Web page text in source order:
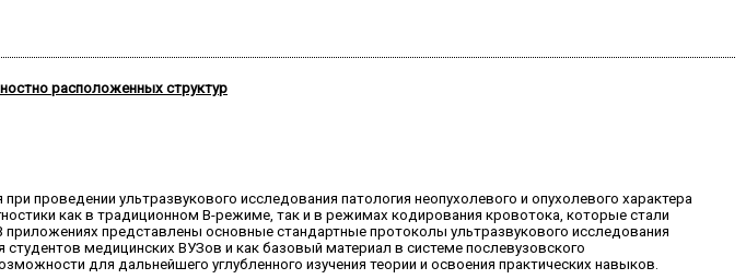
расположенных структур
проведении ультразвукового исследования патология неопухолевого и опухолевого характера
как в традиционном В-режиме, так и в режимах кодирования кровотока, которые стали
представлены основные стандартные протоколы ультразвукового исследования
медицинских ВУЗов и как базовый материал в системе послевузовского
для дальнейшего углубленного изучения теории и освоения практических навыков.